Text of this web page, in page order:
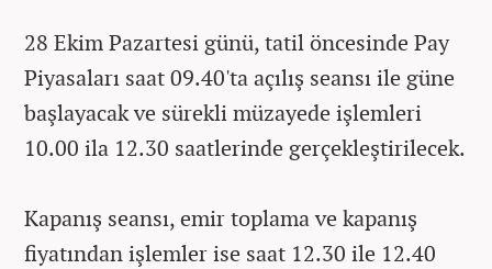
28 Ekim Pazartesi günü, tatil öncesinde Pay
Piyasaları saat 09.40'ta açılış seansı ile güne
başlayacak ve sürekli müzayede işlemleri
10.00 ila 12.30 saatlerinde gerçekleştirilecek.
Kapanış seansı, emir toplama ve kapanış
fiyatından işlemler ise saat 12.30 ile 12.40